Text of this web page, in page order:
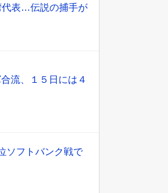
代表…伝説の捕手が
流、１５日には４
ソフトバンク戦で